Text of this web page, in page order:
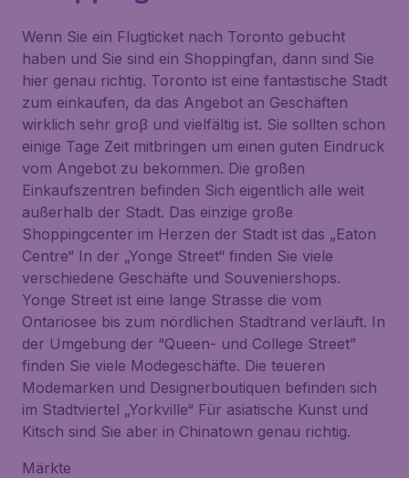
Wenn Sie ein Flugticket nach Toronto gebucht
haben und Sie sind ein Shoppingfan, dann sind Sie
hier genau richtig. Toronto ist eine fantastische Stadt
zum einkaufen, da das Angebot an Geschäften
wirklich sehr groβ und vielfältig ist. Sie sollten schon
einige Tage Zeit mitbringen um einen guten Eindruck
vom Angebot zu bekommen. Die großen
Einkaufszentren befinden Sich eigentlich alle weit
außerhalb der Stadt. Das einzige große
Shoppingcenter im Herzen der Stadt ist das „Eaton
Centre“ In der „Yonge Street“ finden Sie viele
verschiedene Geschäfte und Souveniershops.
Yonge Street ist eine lange Strasse die vom
Ontariosee bis zum nördlichen Stadtrand verläuft. In
der Umgebung der “Queen- und College Street”
finden Sie viele Modegeschäfte. Die teueren
Modemarken und Designerboutiquen befinden sich
im Stadtviertel „Yorkville“ Für asiatische Kunst und
Kitsch sind Sie aber in Chinatown genau richtig.
Märkte